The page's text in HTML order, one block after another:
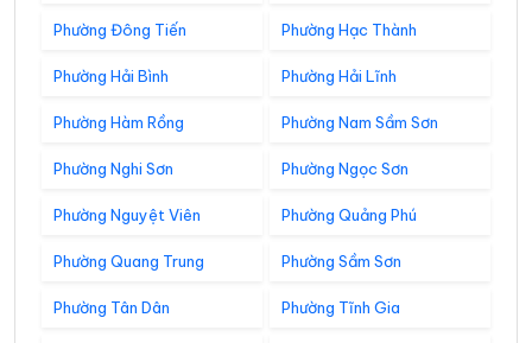
Phường Đông Tiến Phường Hạc Thành
Phường Hải Bình Phường Hải Lĩnh
Phường Hàm Rồng Phường Nam Sầm Sơn
Phường Nghi Sơn Phường Ngọc Sơn
Phường Nguyệt Viên Phường Quảng Phú
Phường Quang Trung Phường Sầm Sơn
Phường Tân Dân Phường Tĩnh Gia